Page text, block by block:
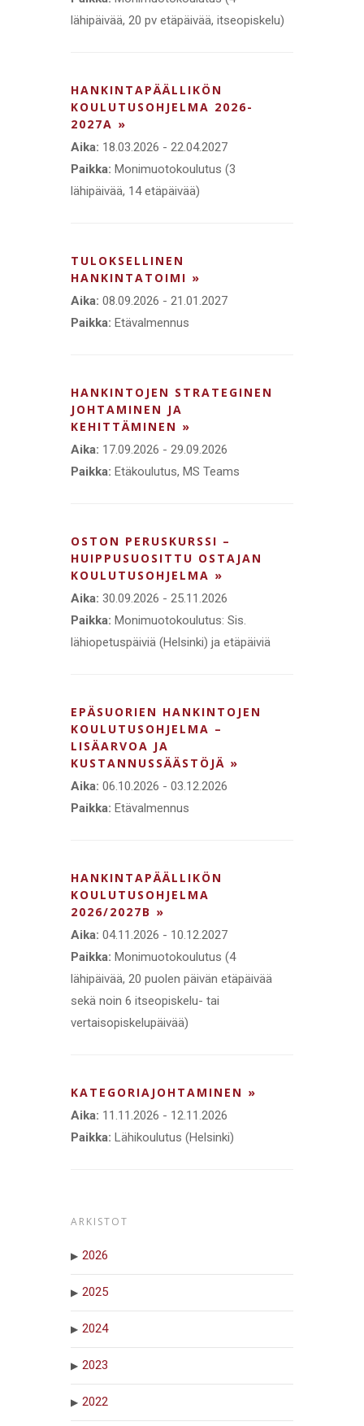
lähipäivää, 20 pv etäpäivää, itseopiskelu)
HANKINTAPÄÄLLIKÖN
KOULUTUSOHJELMA 2026-
2027A »
Aika: 18.03.2026 - 22.04.2027
Paikka: Monimuotokoulutus (3
lähipäivää, 14 etäpäivää)
TULOKSELLINEN
HANKINTATOIMI »
Aika: 08.09.2026 - 21.01.2027
Paikka: Etävalmennus
HANKINTOJEN STRATEGINEN
JOHTAMINEN JA
KEHITTÄMINEN »
Aika: 17.09.2026 - 29.09.2026
Paikka: Etäkoulutus, MS Teams
OSTON PERUSKURSSI –
HUIPPUSUOSITTU OSTAJAN
KOULUTUSOHJELMA »
Aika: 30.09.2026 - 25.11.2026
Paikka: Monimuotokoulutus: Sis.
lähiopetuspäiviä (Helsinki) ja etäpäiviä
EPÄSUORIEN HANKINTOJEN
KOULUTUSOHJELMA –
LISÄARVOA JA
KUSTANNUSSÄÄSTÖJÄ »
Aika: 06.10.2026 - 03.12.2026
Paikka: Etävalmennus
HANKINTAPÄÄLLIKÖN
KOULUTUSOHJELMA
2026/2027B »
Aika: 04.11.2026 - 10.12.2027
Paikka: Monimuotokoulutus (4
lähipäivää, 20 puolen päivän etäpäivää
sekä noin 6 itseopiskelu- tai
vertaisopiskelupäivää)
KATEGORIAJOHTAMINEN »
Aika: 11.11.2026 - 12.11.2026
Paikka: Lähikoulutus (Helsinki)
ARKISTOT
2026
2025
2024
2023
2022